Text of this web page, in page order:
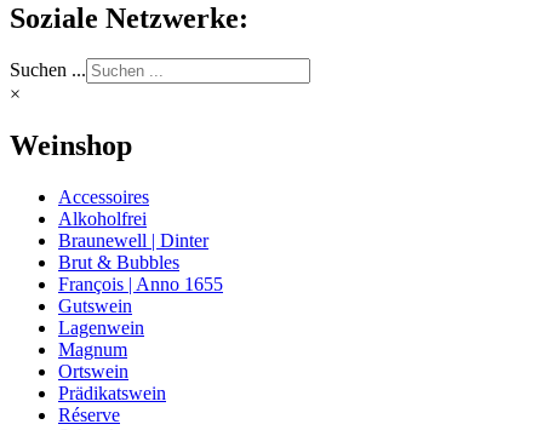
Soziale Netzwerke:
Suchen ...
×
Weinshop
Accessoires
Alkoholfrei
Braunewell | Dinter
Brut & Bubbles
François | Anno 1655
Gutswein
Lagenwein
Magnum
Ortswein
Prädikatswein
Réserve